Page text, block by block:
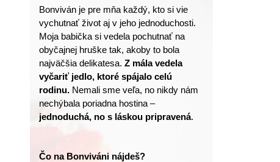
Bonviván je pre mňa každý, kto si vie
vychutnať život aj v jeho jednoduchosti.
Moja babička si vedela pochutnať na
obyčajnej hruške tak, akoby to bola
najväčšia delikatesa. Z mála vedela
vyčariť jedlo, ktoré spájalo celú
rodinu. Nemali sme veľa, no nikdy nám
nechýbala poriadna hostina –
jednoduchá, no s láskou pripravená.
Čo na Bonviváni nájdeš?